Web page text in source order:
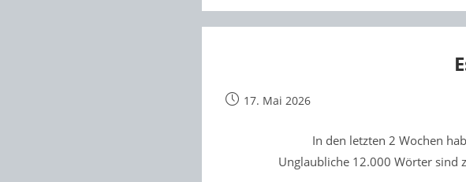
Beitrag17. Mai 2026
In den letzten 2 Wochen
Unglaubliche 12.000 Wörter sind